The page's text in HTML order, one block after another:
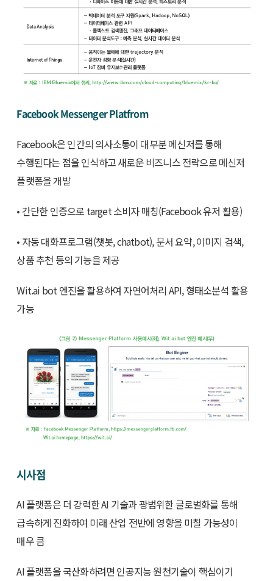
Facebook Messenger Platfrom
Facebook은 인간의 의사소통이 대부분 메신저를 통해
수행된다는 점을 인식하고 새로운 비즈니스 전략으로 메신저
플랫폼을 개발
• 간단한 인증으로 target 소비자 매칭(Facebook 유저 활용)
• 자동 대화프로그램(챗봇, chatbot), 문서 요약, 이미지 검색,
상품 추천 등의 기능을 제공
Wit.ai bot 엔진을 활용하여 자연어처리 API, 형태소분석 활용
가능
시사점
AI 플랫폼은 더 강력한 AI 기술과 광범위한 글로벌화를 통해
급속하게 진화하여 미래 산업 전반에 영향을 미칠 가능성이
매우 큼
AI 플랫폼을 국산화하려면 인공지능 원천기술이 핵심이기